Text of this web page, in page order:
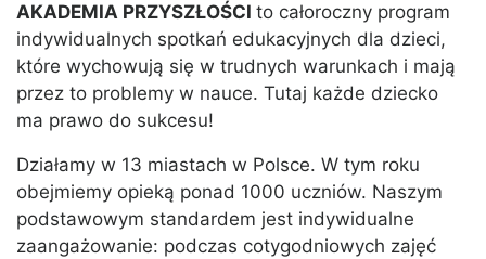
AKADEMIA PRZYSZŁOŚCI to całoroczny program
indywidualnych spotkań edukacyjnych dla dzieci,
które wychowują się w trudnych warunkach i mają
przez to problemy w nauce. Tutaj każde dziecko
ma prawo do sukcesu!
Działamy w 13 miastach w Polsce. W tym roku
obejmiemy opieką ponad 1000 uczniów. Naszym
podstawowym standardem jest indywidualne
zaangażowanie: podczas cotygodniowych zajęć